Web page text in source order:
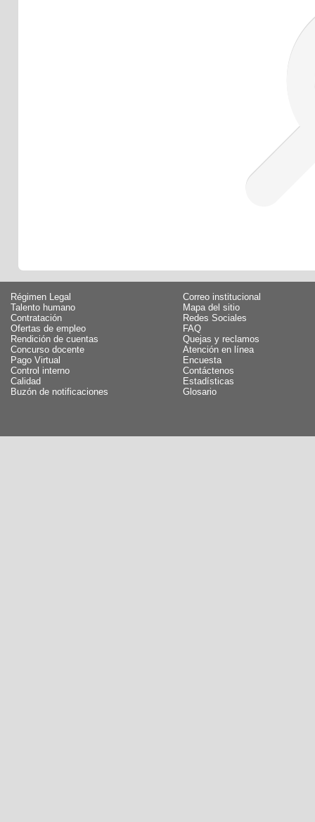
Régimen Legal
Talento humano
Contratación
Ofertas de empleo
Rendición de cuentas
Concurso docente
Pago Virtual
Control interno
Calidad
Buzón de notificaciones
Correo institucional
Mapa del sitio
Redes Sociales
FAQ
Quejas y reclamos
Atención en línea
Encuesta
Contáctenos
Estadísticas
Glosario